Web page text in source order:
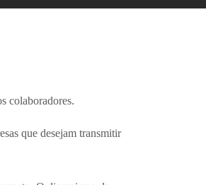
colaboradores.
que desejam transmitir